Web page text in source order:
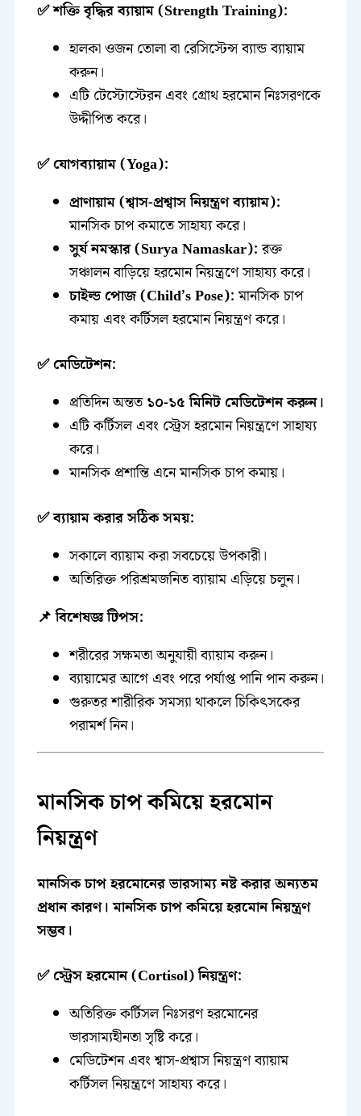
✅ শক্তি বৃদ্ধির ব্যায়াম (Strength Training):
হালকা ওজন তোলা বা রেসিস্টেন্স ব্যান্ড ব্যায়াম
করুন।
এটি টেস্টোস্টেরন এবং গ্রোথ হরমোন নিঃসরণকে
উদ্দীপিত করে।
✅ যোগব্যায়াম (Yoga):
প্রাণায়াম (শ্বাস-প্রশ্বাস নিয়ন্ত্রণ ব্যায়াম):
মানসিক চাপ কমাতে সাহায্য করে।
সুর্য নমস্কার (Surya Namaskar):রক্ত
সঞ্চালন বাড়িয়ে হরমোন নিয়ন্ত্রণে সাহায্য করে।
চাইল্ড পোজ (Child’s Pose):মানসিক চাপ
কমায় এবং কর্টিসল হরমোন নিয়ন্ত্রণ করে।
✅ মেডিটেশন:
প্রতিদিন অন্তত১০-১৫ মিনিট মেডিটেশন করুন।
এটি কর্টিসল এবং স্ট্রেস হরমোন নিয়ন্ত্রণে সাহায্য
করে।
মানসিক প্রশান্তি এনে মানসিক চাপ কমায়।
✅ ব্যায়াম করার সঠিক সময়:
সকালে ব্যায়াম করা সবচেয়ে উপকারী।
অতিরিক্ত পরিশ্রমজনিত ব্যায়াম এড়িয়ে চলুন।
📌 বিশেষজ্ঞ টিপস:
শরীরের সক্ষমতা অনুযায়ী ব্যায়াম করুন।
ব্যায়ামের আগে এবং পরে পর্যাপ্ত পানি পান করুন।
গুরুতর শারীরিক সমস্যা থাকলে চিকিৎসকের
পরামর্শ নিন।
মানসিক চাপ কমিয়ে হরমোন
নিয়ন্ত্রণ
মানসিক চাপ হরমোনের ভারসাম্য নষ্ট করার অন্যতম
প্রধান কারণ। মানসিক চাপ কমিয়ে হরমোন নিয়ন্ত্রণ
সম্ভব।
✅ স্ট্রেস হরমোন (Cortisol) নিয়ন্ত্রণ:
অতিরিক্ত কর্টিসল নিঃসরণ হরমোনের
ভারসাম্যহীনতা সৃষ্টি করে।
মেডিটেশন এবং শ্বাস-প্রশ্বাস নিয়ন্ত্রণ ব্যায়াম
কর্টিসল নিয়ন্ত্রণে সাহায্য করে।